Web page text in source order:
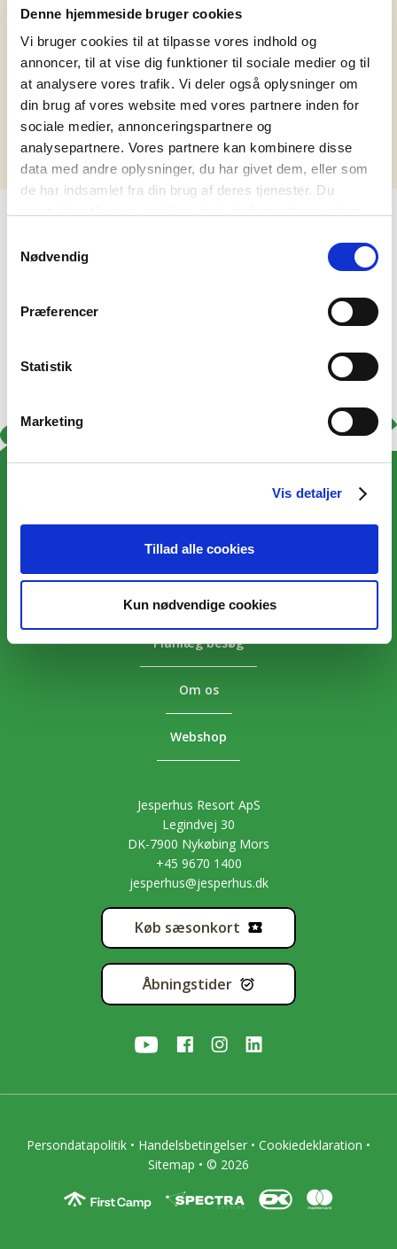
Denne hjemmeside bruger cookies
Vi bruger cookies til at tilpasse vores indhold og
annoncer, til at vise dig funktioner til sociale medier og til
at analysere vores trafik. Vi deler også oplysninger om
din brug af vores website med vores partnere inden for
sociale medier, annonceringspartnere og
analysepartnere. Vores partnere kan kombinere disse
data med andre oplysninger, du har givet dem, eller som
de har indsamlet fra din brug af deres tjenester. Du
Nødvendig
Præferencer
Statistik
Marketing
Vis detaljer
Tillad alle cookies
Kun nødvendige cookies
tilpasser din søgning. Ellers
finder du alternative
muligheder på ankomstdatoen i
det nedenstående.
Ups - vi fandt ikke noget, der matchede din søgning.
Aktiviteter
Priser
Planlæg besøg
Om os
Webshop
Jesperhus Resort ApS
Legindvej 30
DK-7900 Nykøbing Mors
+45 9670 1400
jesperhus@jesperhus.dk
Køb sæsonkort
Åbningstider
Persondatapolitik • Handelsbetingelser • Cookiedeklaration •
Sitemap • © 2026